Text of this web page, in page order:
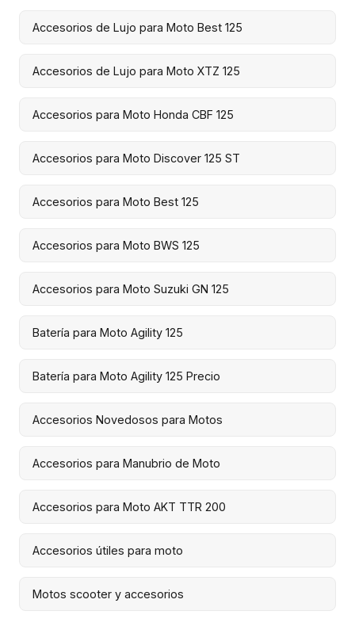
Accesorios de Lujo para Moto Best 125
Accesorios de Lujo para Moto XTZ 125
Accesorios para Moto Honda CBF 125
Accesorios para Moto Discover 125 ST
Accesorios para Moto Best 125
Accesorios para Moto BWS 125
Accesorios para Moto Suzuki GN 125
Batería para Moto Agility 125
Batería para Moto Agility 125 Precio
Accesorios Novedosos para Motos
Accesorios para Manubrio de Moto
Accesorios para Moto AKT TTR 200
Accesorios útiles para moto
Motos scooter y accesorios